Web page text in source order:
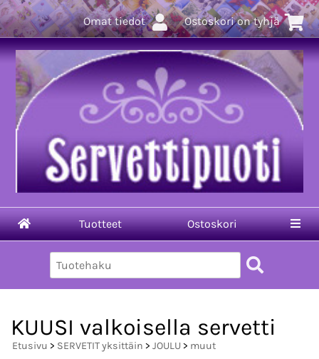
Omat tiedot Ostoskori on tyhjä
Tuotteet Ostoskori
KUUSI valkoisella servetti
Etusivu > SERVETIT yksittäin > JOULU > muut